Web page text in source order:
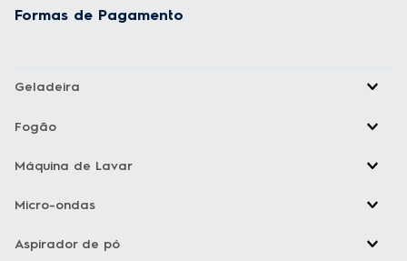
Formas de Pagamento
Geladeira
Fogão
Máquina de Lavar
Micro-ondas
Aspirador de pó